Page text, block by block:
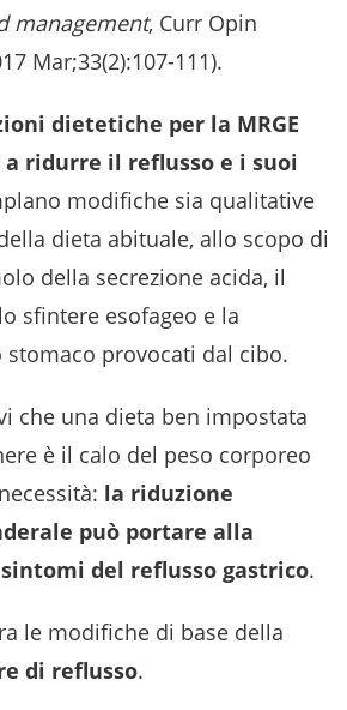
management, Curr Opin
Mar;33(2):107-111).
dietetiche per la MRGE
ridurre il reflusso e i suoi
modifiche sia qualitative
dieta abituale, allo scopo di
della secrezione acida, il
sfintere esofageo e la
provocati dal cibo.
che una dieta ben impostata
è il calo del peso corporeo
la riduzione
può portare alla
del reflusso gastrico.
le modifiche di base della
di reflusso.